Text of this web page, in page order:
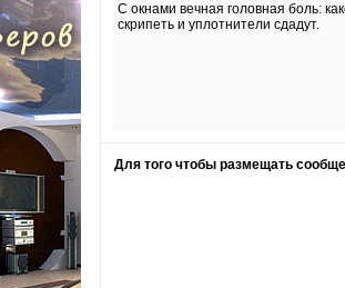
С окнами вечная головная боль:
скрипеть и уплотнители сдадут.
Для того чтобы размещать